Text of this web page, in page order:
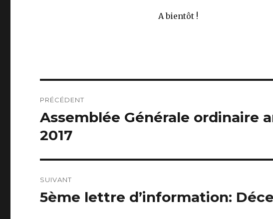
A bientôt !
de
l’article
PRÉCÉDENT
Article
précédent :
Assemblée Générale ordinaire
2017
SUIVANT
Article
5ème lettre d’information: